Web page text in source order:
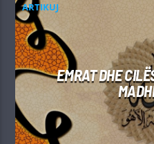
ARTIKUJ
EMRAT DHE